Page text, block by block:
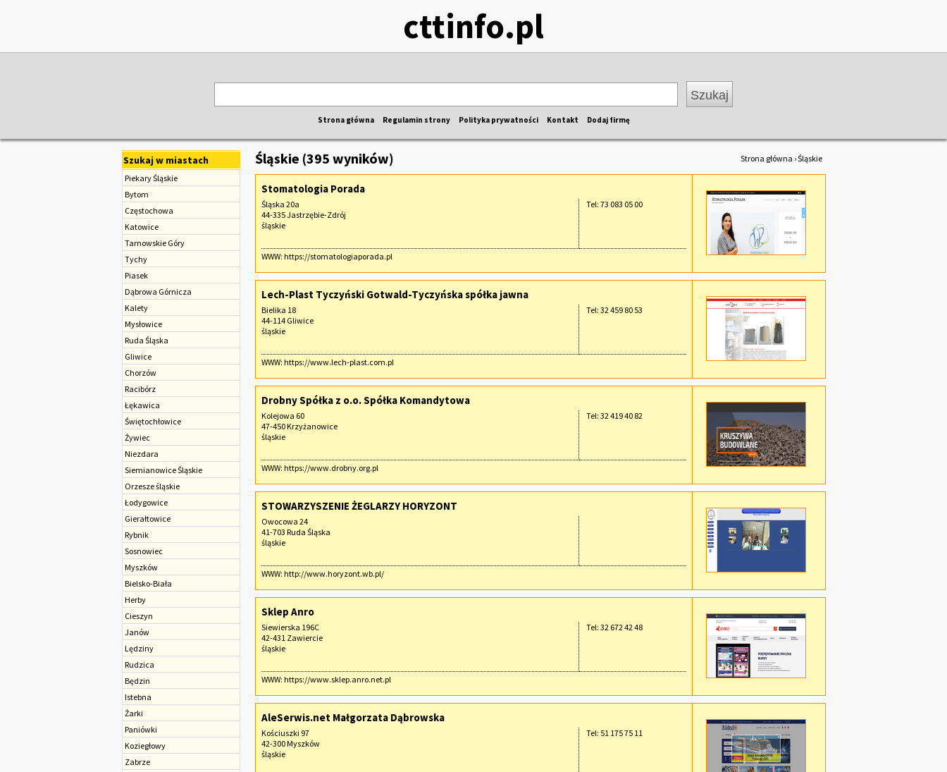
cttinfo.pl
Strona główna Regulamin strony Polityka prywatności Kontakt Dodaj firmę
Strona główna › Śląskie
Szukaj w miastach
Piekary Śląskie
Bytom
Częstochowa
Katowice
Tarnowskie Góry
Tychy
Piasek
Dąbrowa Górnicza
Kalety
Mysłowice
Ruda Śląska
Gliwice
Chorzów
Racibórz
Łękawica
Świętochłowice
Żywiec
Niezdara
Siemianowice Śląskie
Orzesze śląskie
Łodygowice
Gierałtowice
Rybnik
Sosnowiec
Myszków
Bielsko-Biała
Herby
Cieszyn
Janów
Lędziny
Rudzica
Będzin
Istebna
Żarki
Paniówki
Koziegłowy
Zabrze
Śląskie (395 wyników)
Stomatologia Porada
Śląska 20a
44-335 Jastrzębie-Zdrój
śląskie
Tel: 73 083 05 00
WWW: https://stomatologiaporada.pl
Lech-Plast Tyczyński Gotwald-Tyczyńska spółka jawna
Bielika 18
44-114 Gliwice
śląskie
Tel: 32 459 80 53
WWW: https://www.lech-plast.com.pl
Drobny Spółka z o.o. Spółka Komandytowa
Kolejowa 60
47-450 Krzyżanowice
śląskie
Tel: 32 419 40 82
WWW: https://www.drobny.org.pl
STOWARZYSZENIE ŻEGLARZY HORYZONT
Owocowa 24
41-703 Ruda Śląska
śląskie
WWW: http://www.horyzont.wb.pl/
Sklep Anro
Siewierska 196C
42-431 Zawiercie
śląskie
Tel: 32 672 42 48
WWW: https://www.sklep.anro.net.pl
AleSerwis.net Małgorzata Dąbrowska
Kościuszki 97
42-300 Myszków
śląskie
Tel: 51 175 75 11